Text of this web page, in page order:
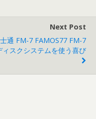
Next Post
通 FM-7 FAMOS77 FM-7
ィスクシステムを使う喜び